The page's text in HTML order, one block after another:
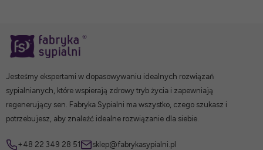
Jesteśmy ekspertami w dopasowywaniu idealnych rozwiązań
sypialnianych, które wspierają zdrowy tryb życia i zapewniają
regenerujący sen. Fabryka Sypialni ma wszystko, czego szukasz i
potrzebujesz, aby znaleźć idealne rozwiązanie dla siebie.
+48 22 349 28 51 sklep@fabrykasypialni.pl